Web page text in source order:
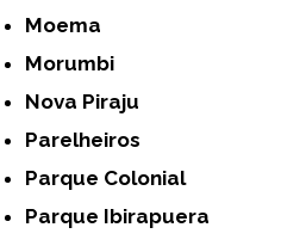
Moema
Morumbi
Nova Piraju
Parelheiros
Parque Colonial
Parque Ibirapuera